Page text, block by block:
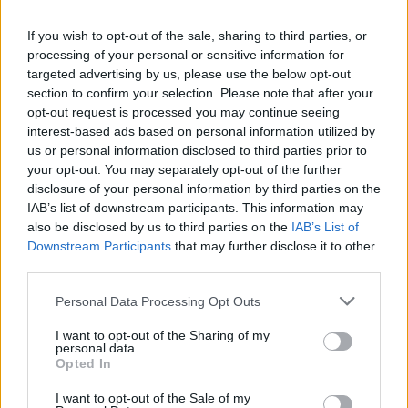
If you wish to opt-out of the sale, sharing to third parties, or
processing of your personal or sensitive information for
targeted advertising by us, please use the below opt-out
section to confirm your selection. Please note that after your
opt-out request is processed you may continue seeing
interest-based ads based on personal information utilized by
us or personal information disclosed to third parties prior to
your opt-out. You may separately opt-out of the further
disclosure of your personal information by third parties on the
IAB’s list of downstream participants. This information may
also be disclosed by us to third parties on the IAB’s List of
Downstream Participants that may further disclose it to other
Personal Data Processing Opt Outs
I want to opt-out of the Sharing of my
personal data.
Opted In
I want to opt-out of the Sale of my
échanges authentiques et tout ce qui demande
lucidité. Une opportunité peut surgir là où vous
acceptez de regarder les choses sans détour, y
compris dans un domaine que vous aviez remis à
plus tard. Émotionnellement, la journée favorise les
libérations discrètes plutôt que les grands éclats. Si
quelque chose vous pèse, cherchez le bon moment
pour en parler. Évitez en revanche de nourrir des
suppositions sans vérifier les faits.
Sagittaire— La journée du 15 June 2026 apporte un
souffle d’expansion et une envie de sortir d’un cadre
trop étroit. Vous pourriez ressentir un regain d’élan,
initiative laissée en suspens. Les astres favorisent les
déplacements, les découvertes, les idées neuves et
les échanges qui ouvrent des perspectives. Une